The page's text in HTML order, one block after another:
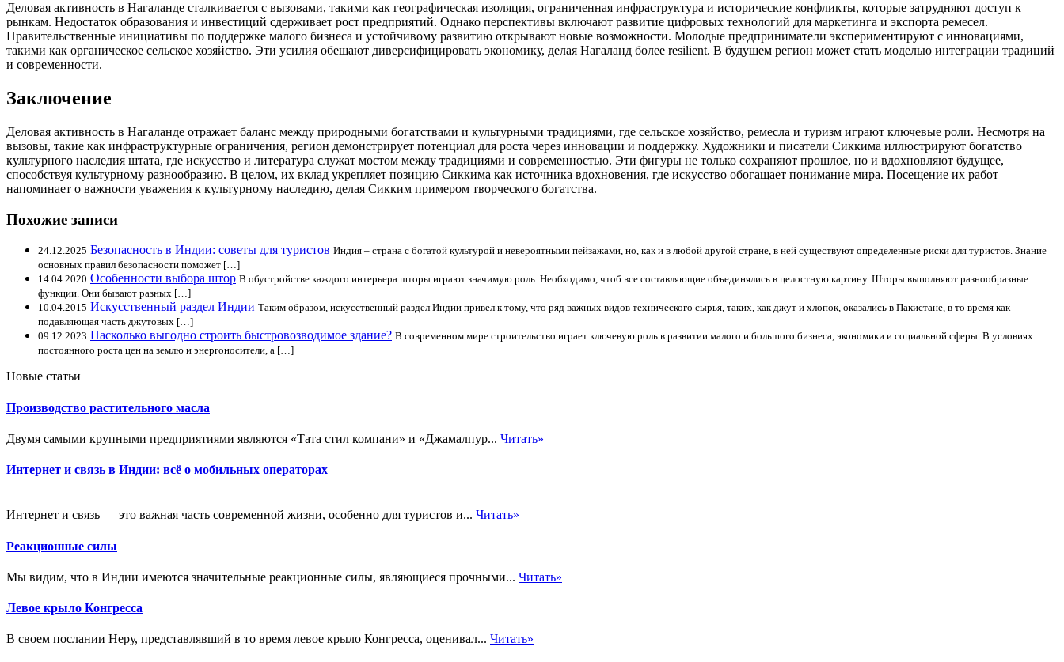
Деловая активность в Нагаланде сталкивается с вызовами, такими как географическая изоляция, ограниченная инфраструктура и исторические конфликты, которые затрудняют доступ к
рынкам. Недостаток образования и инвестиций сдерживает рост предприятий. Однако перспективы включают развитие цифровых технологий для маркетинга и экспорта ремесел.
Правительственные инициативы по поддержке малого бизнеса и устойчивому развитию открывают новые возможности. Молодые предприниматели экспериментируют с инновациями,
такими как органическое сельское хозяйство. Эти усилия обещают диверсифицировать экономику, делая Нагаланд более resilient. В будущем регион может стать моделью интеграции традиций
и современности.
Заключение
Деловая активность в Нагаланде отражает баланс между природными богатствами и культурными традициями, где сельское хозяйство, ремесла и туризм играют ключевые роли. Несмотря на
вызовы, такие как инфраструктурные ограничения, регион демонстрирует потенциал для роста через инновации и поддержку. Художники и писатели Сиккима иллюстрируют богатство
культурного наследия штата, где искусство и литература служат мостом между традициями и современностью. Эти фигуры не только сохраняют прошлое, но и вдохновляют будущее,
способствуя культурному разнообразию. В целом, их вклад укрепляет позицию Сиккима как источника вдохновения, где искусство обогащает понимание мира. Посещение их работ
напоминает о важности уважения к культурному наследию, делая Сикким примером творческого богатства.
Похожие записи
24.12.2025 Безопасность в Индии: советы для туристов Индия – страна с богатой культурой и невероятными пейзажами, но, как и в любой другой стране, в ней существуют определенные риски для туристов. Знание
основных правил безопасности поможет […]
14.04.2020 Особенности выбора штор В обустройстве каждого интерьера шторы играют значимую роль. Необходимо, чтоб все составляющие объединялись в целостную картину. Шторы выполняют разнообразные
функции. Они бывают разных […]
10.04.2015 Искусственный раздел Индии Таким образом, искусственный раздел Индии привел к тому, что ряд важных видов технического сырья, таких, как джут и хлопок, оказались в Пакистане, в то время как
подавляющая часть джутовых […]
09.12.2023 Насколько выгодно строить быстровозводимое здание? В современном мире строительство играет ключевую роль в развитии малого и большого бизнеса, экономики и социальной сферы. В условиях
постоянного роста цен на землю и энергоносители, а […]
Новые статьи
Производство растительного масла
Двумя самыми крупными предприятиями являются «Тата стил компани» и «Джамалпур... Читать»
Интернет и связь в Индии: всё о мобильных операторах
Интернет и связь — это важная часть современной жизни, особенно для туристов и... Читать»
Реакционные силы
Мы видим, что в Индии имеются значительные реакционные силы, являющиеся прочными... Читать»
Левое крыло Конгресса
В своем послании Неру, представлявший в то время левое крыло Конгресса, оценивал... Читать»